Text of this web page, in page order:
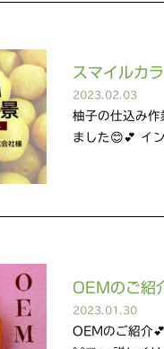
スマイルカ
2023.02.03
柚子の仕込み作
ました😊💕 イ
OEMのご
2023.01.30
OEMのご紹介